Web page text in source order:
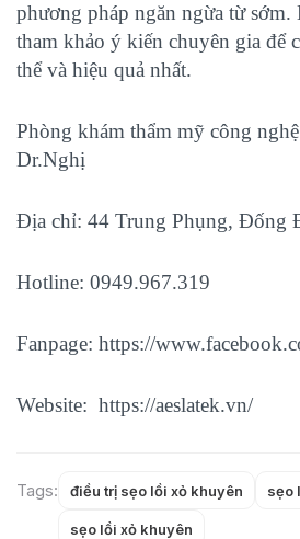
phương pháp ngăn ngừa từ sớm.
tham khảo ý kiến chuyên gia để
thể và hiệu quả nhất.
Phòng khám thẩm mỹ công
Dr.Nghị
Địa chỉ: 44 Trung Phụng, Đống
Hotline: 0949.967.319
Fanpage: https://
Website: https://aeslatek.vn/
Tags: điều trị sẹo lồi xỏ khuyên sẹo
sẹo lồi xỏ khuyên